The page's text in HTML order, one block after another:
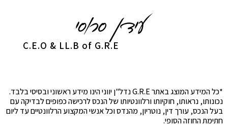
C.E.O & LL.B of G.R.E
*כל המידע המוצג באתר G.R.E נדל"ן יווני הינו מידע ראשוני ובסיסי בלבד.
נכונותו, נראותו, חוקיותו ורלוונטיותו של הנכס לרכישה כפופים לבדיקה עם
בעל הנכס, עורך דין, נוטריון, מהנדס וכל אנשי המקצוע הרלוונטיים עד ליום
חתימת החוזה הסופי.